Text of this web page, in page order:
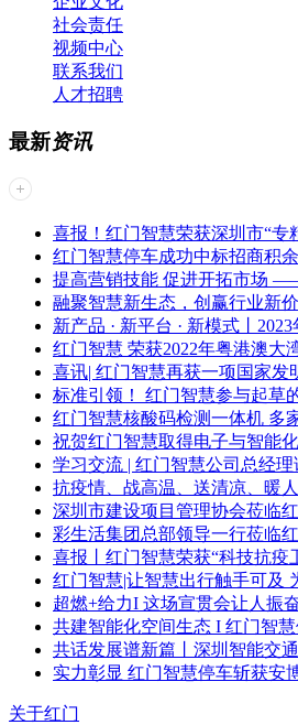
社会责任
视频中心
联系我们
人才招聘
最新资讯
喜报！红门智慧荣获深圳市“专
红门智慧停车成功中标招商积
提高营销技能 促进开拓市场
融聚智慧新生态，创赢行业新
新产品 · 新平台 · 新模式丨
红门智慧 荣获2022年粤港澳大
喜讯| 红门智慧再获一项国家发
标准引领！ 红门智慧参与起草
红门智慧核酸码检测一体机 多
祝贺红门智慧取得电子与智能
学习交流 | 红门智慧公司总经
抗疫情、战高温、送清凉、暖
深圳市建设项目管理协会莅临
彩生活集团总部领导一行莅临
喜报丨红门智慧荣获“科技抗疫
红门智慧|让智慧出行触手可及
超燃+给力I 这场宣贯会让人振
共建智能化空间生态 I 红门智
共话发展谱新篇丨深圳智能交
实力彰显 红门智慧停车斩获安
关于红门